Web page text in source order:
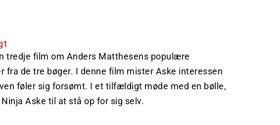
tredje film om Anders Matthesens populære
fra de tre bøger. I denne film mister Aske interessen
føler sig forsømt. I et tilfældigt møde med en bølle,
Aske til at stå op for sig selv.